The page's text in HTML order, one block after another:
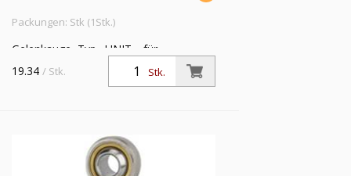
Packungen: Stk (1Stk.)
Gelenkauge, Typ »UNIT«, für
Kurzhubzylinder »ACQ« und »ASQ«,
Kolben-Ø 12, Kolbenstangengewinde
Stk.
19.34 / Stk.